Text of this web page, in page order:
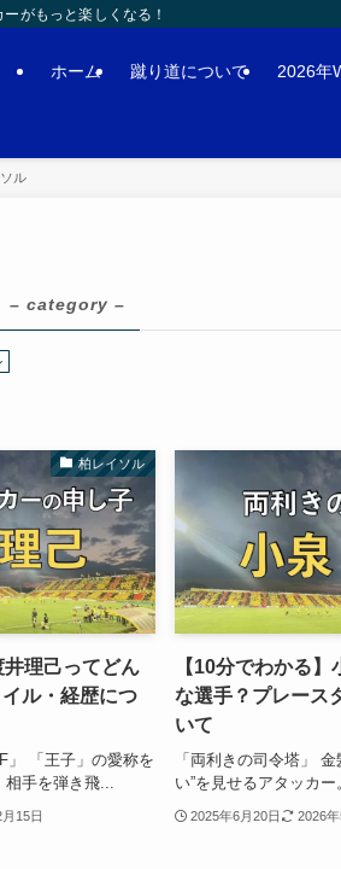
がもっと楽しくなる！
ホーム 蹴り道について 2026年
ル
– category –
柏レイソル
井理己ってどん
ル・経歴につ
」 「王子」の愛称を
手を弾き飛...
15日
【10分でわかる
な選手？プレース
いて
「両利きの司令塔」
い”を見せるアタッカー
2025年6月20日 2026